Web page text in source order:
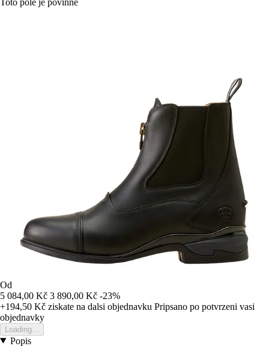
Od
5 084,00 Kč 3 890,00 Kč -23%
+194,50 Kč ziskate na dalsi objednavku Pripsano po potvrzeni vasi
objednavky
Loading...
Popis